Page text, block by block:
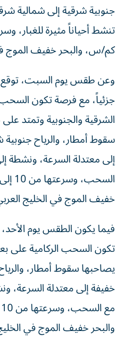
جنوبية شرقية إلى شمالية
كم/س، والبحر خفيف الموج
وعن طقس يوم السبت، توقع
جزئياً، مع فرصة تكون
الشرقية والجنوبية وتمتد
سقوط أمطار، والرياح
إلى معتدلة السرعة، ونشطة
خفيف الموج في الخليج
فيما يكون الطقس يوم
تكون السحب الركامية على
يصاحبها سقوط أمطار،
خفيفة إلى معتدلة السرعة،
والبحر خفيف الموج في